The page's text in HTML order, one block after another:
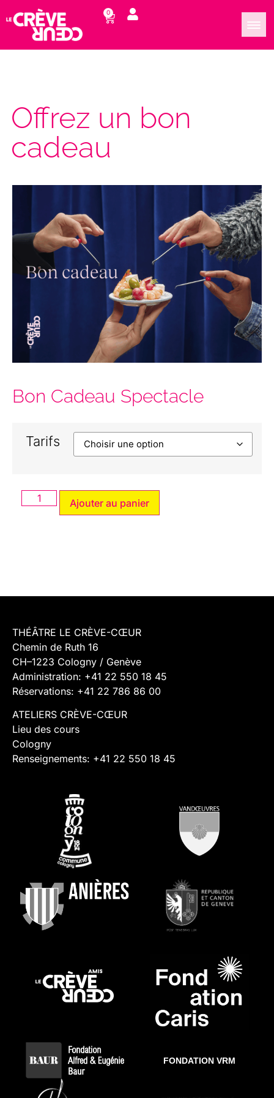
0
Offrez un bon
cadeau
Bon Cadeau Spectacle
Tarifs
Ajouter au panier
FONDATION VRM
THÉÂTRE LE CRÈVE-CŒUR
Chemin de Ruth 16
CH–1223 Cologny / Genève
Administration: +41 22 550 18 45
Réservations: +41 22 786 86 00
ATELIERS CRÈVE-CŒUR
Lieu des cours
Cologny
Renseignements: +41 22 550 18 45